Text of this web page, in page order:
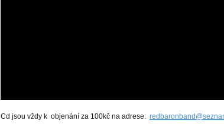
Cd jsou vždy k objenání za 100kč na adrese: